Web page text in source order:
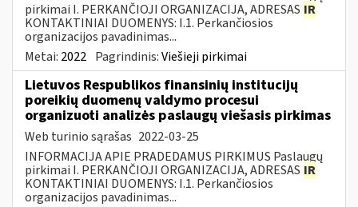
pirkimai I. PERKANČIOJI ORGANIZACIJA, ADRESAS IR
KONTAKTINIAI DUOMENYS: I.1. Perkančiosios
organizacijos pavadinimas...
Metai: 2022 Pagrindinis:Viešieji pirkimai
Lietuvos Respublikos finansinių institucijų
poreikių duomenų valdymo procesui
organizuoti analizės paslaugų viešasis pirkimas
Web turinio sąrašas 2022-03-25
INFORMACIJA APIE PRADEDAMUS PIRKIMUS Paslaugų
pirkimai I. PERKANČIOJI ORGANIZACIJA, ADRESAS IR
KONTAKTINIAI DUOMENYS: I.1. Perkančiosios
organizacijos pavadinimas...